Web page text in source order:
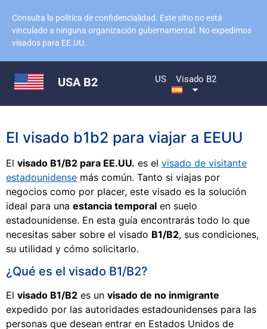
Consulta la política de confidencialidad. Este sitio no está
vinculado a ninguna organización gubernamental. No expedimos
visados para EE.UU.
USA B2 US Visado B2
El visado b1b2 para viajar a EEUU
El visado B1/B2 para EE.UU. es el visado de visitante
estadounidense más común. Tanto si viajas por
negocios como por placer, este visado es la solución
ideal para una estancia temporal en suelo
estadounidense. En esta guía encontrarás todo lo que
necesitas saber sobre el visado B1/B2, sus condiciones,
su utilidad y cómo solicitarlo.
¿Qué es el visado B1/B2?
El visado B1/B2 es un visado de no inmigrante
expedido por las autoridades estadounidenses para las
personas que desean entrar en Estados Unidos de